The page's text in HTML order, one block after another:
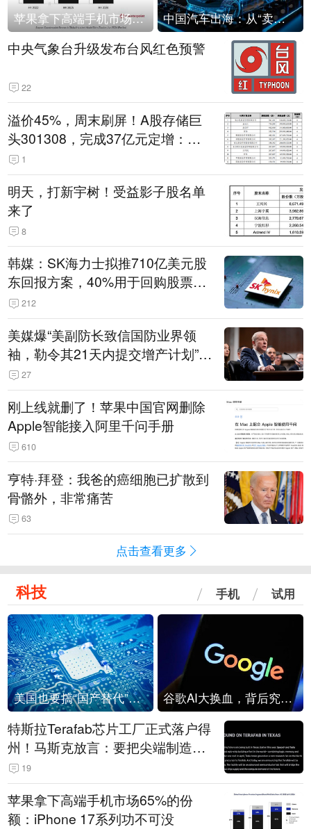
苹果拿下高端手机市场65%的份额：iPhone 17系列功不可没 中国汽车出海：从“卖出去”到“走进去”
中央气象台升级发布台风红色预警
22
溢价45%，周末刷屏！A股存储巨
头301308，完成37亿元定增：现
价386.6元，定增价560元
1
明天，打新宇树！受益影子股名单
来了
8
韩媒：SK海力士拟推710亿美元股
东回报方案，40%用于回购股票，
相当于美股发行规模
212
美媒爆“美副防长致信国防业界领
袖，勒令其21天内提交增产计划”，
五角大楼回应
27
刚上线就删了！苹果中国官网删除
Apple智能接入阿里千问手册
610
亨特·拜登：我爸的癌细胞已扩散到
骨骼外，非常痛苦
63
点击查看更多
科技 手机 试用
美国也要搞“国产替代”？先算清三笔账 谷歌AI大换血，背后究竟发生了什么？
特斯拉Terafab芯片工厂正式落户得
州！马斯克放言：要把尖端制造带
回美国
19
苹果拿下高端手机市场65%的份
额：iPhone 17系列功不可没